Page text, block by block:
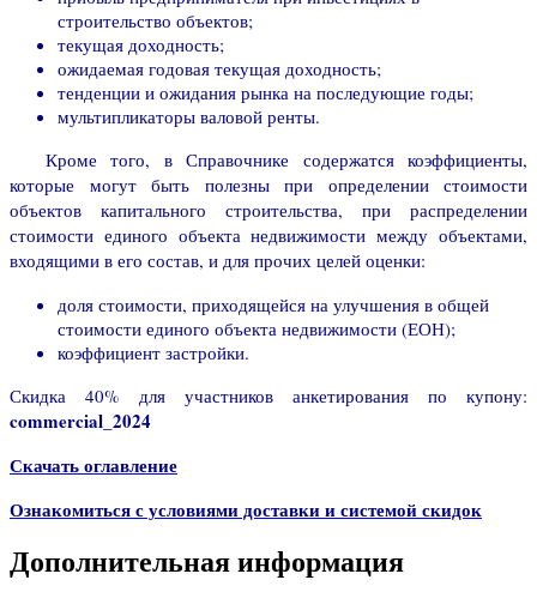
строительство объектов;
текущая доходность;
ожидаемая годовая текущая доходность;
тенденции и ожидания рынка на последующие годы;
мультипликаторы валовой ренты.
Кроме того, в Справочнике содержатся коэффициенты,
которые могут быть полезны при определении стоимости
объектов капитального строительства, при распределении
стоимости единого объекта недвижимости между объектами,
входящими в его состав, и для прочих целей оценки:
доля стоимости, приходящейся на улучшения в общей
стоимости единого объекта недвижимости (ЕОН);
коэффициент застройки.
Скидка 40% для участников анкетирования по купону:
commercial_2024
Скачать оглавление
Ознакомиться с условиями доставки и системой скидок
Дополнительная информация